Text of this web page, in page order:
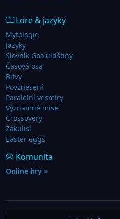
Lore & jazyky
Mytologie
Jazyky
Slovník Goa'uldštiny
Časová osa
Bitvy
Povznesení
Paralelní vesmíry
Významné mise
Crossovery
Zákulisí
Easter eggs
Komunita
Online hry »